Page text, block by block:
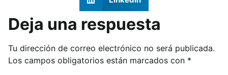
Deja una respuesta
Tu dirección de correo electrónico no será publicada.
Los campos obligatorios están marcados con *